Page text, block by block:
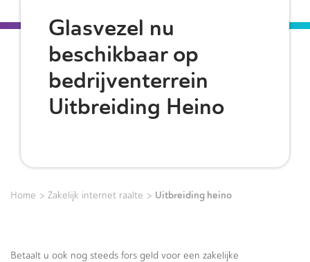
Glasvezel nu
beschikbaar op
bedrijventerrein
Uitbreiding Heino
Home > Zakelijk internet raalte > Uitbreiding heino
Betaalt u ook nog steeds fors geld voor een zakelijke